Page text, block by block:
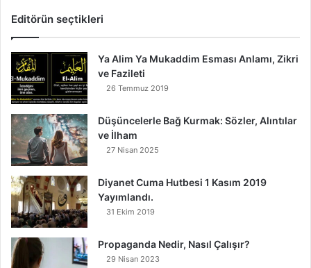
Editörün seçtikleri
Ya Alim Ya Mukaddim Esması Anlamı, Zikri
ve Fazileti
26 Temmuz 2019
Düşüncelerle Bağ Kurmak: Sözler, Alıntılar
ve İlham
27 Nisan 2025
Diyanet Cuma Hutbesi 1 Kasım 2019
Yayımlandı.
31 Ekim 2019
Propaganda Nedir, Nasıl Çalışır?
29 Nisan 2023